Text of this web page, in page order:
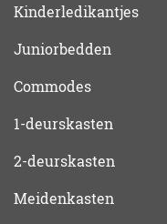
Kinderledikantjes
Juniorbedden
Commodes
1-deurskasten
2-deurskasten
Meidenkasten